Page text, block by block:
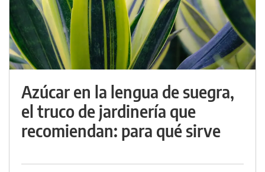
Azúcar en la lengua de suegra,
el truco de jardinería que
recomiendan: para qué sirve